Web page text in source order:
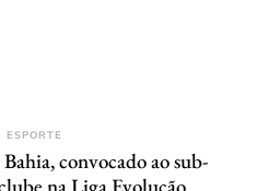
ESPORTE
convocado ao sub-